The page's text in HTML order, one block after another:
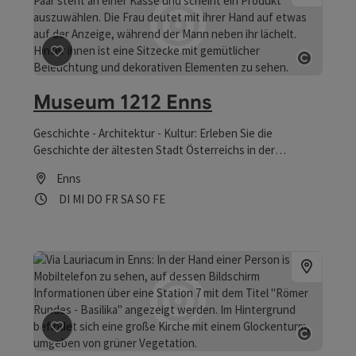
Beitrag merken: Museum 1212 Enns
Museum 1212 Enns
Geschichte - Architektur - Kultur: Erleben Sie die
Geschichte der ältesten Stadt Österreichs in der
Schloss Ennsegg.
Enns
Öffnungszeiten
DI Dienstag geöffnet
MI Mittwoch geöffnet
DO Donnerstag geöffnet
FR Freitag geöffnet
SASamstag geöffnet
SO Sonntag geöffnet
FEFeiertag geöffnet
Beitrag merken: Via Lauriacum